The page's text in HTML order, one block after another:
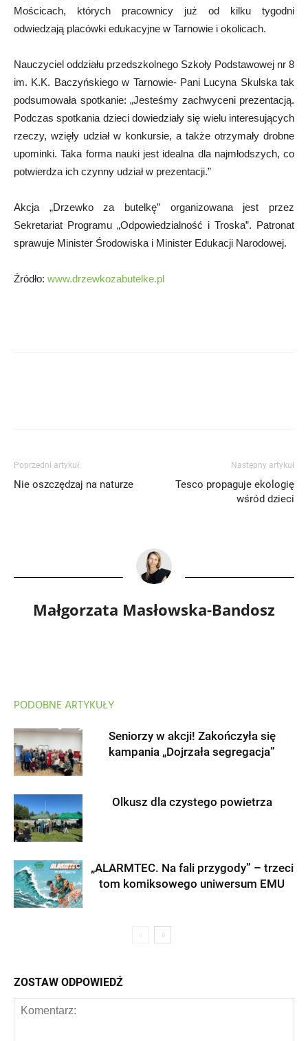
Mościcach, których pracownicy już od kilku tygodni
odwiedzają placówki edukacyjne w Tarnowie i okolicach.
Nauczyciel oddziału przedszkolnego Szkoły Podstawowej nr 8
im. K.K. Baczyńskiego w Tarnowie- Pani Lucyna Skulska tak
podsumowała spotkanie: „Jesteśmy zachwyceni prezentacją.
Podczas spotkania dzieci dowiedziały się wielu interesujących
rzeczy, wzięły udział w konkursie, a także otrzymały drobne
upominki. Taka forma nauki jest idealna dla najmłodszych, co
potwierdza ich czynny udział w prezentacji.”
Akcja „Drzewko za butelkę” organizowana jest przez
Sekretariat Programu „Odpowiedzialność i Troska”. Patronat
sprawuje Minister Środowiska i Minister Edukacji Narodowej.
Źródło: www.drzewkozabutelke.pl
Poprzedni artykuł
Nie oszczędzaj na naturze
Następny artykuł
Tesco propaguje ekologię
wśród dzieci
Małgorzata Masłowska-Bandosz
PODOBNE ARTYKUŁY
Seniorzy w akcji! Zakończyła się
kampania „Dojrzała segregacja”
Olkusz dla czystego powietrza
„ALARMTEC. Na fali przygody” – trzeci
tom komiksowego uniwersum EMU
ZOSTAW ODPOWIEDŹ